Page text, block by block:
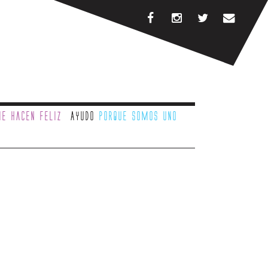
hacen feliz Ayudo porque somos uno